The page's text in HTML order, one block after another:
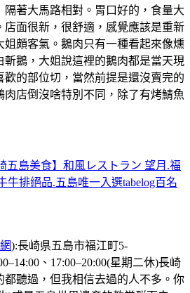
著大馬路相對。胃口好的，食量大
店面很新，很舒適，感覺應該是重新
姐頗客氣。鵝肉只有一種看起來像燻
鵝，大姐說這裡的鵝肉都是當天現
歡的部位切，當然前提是還沒賣完的
店倒沒啥特別不同，除了有烤鯖魚
五島美食】和風レストラン 望月.福
牛排絕品.五島唯一入選tabelog百名
):長崎県五島市福江町5-
、17:00–20:00(星期二休)長崎
都聽過，但我相信去過的人不多。你